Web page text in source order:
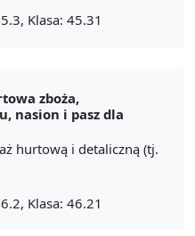
Klasa: 45.31
zboża,
nasion i pasz dla
hurtową i detaliczną (tj.
Klasa: 46.21